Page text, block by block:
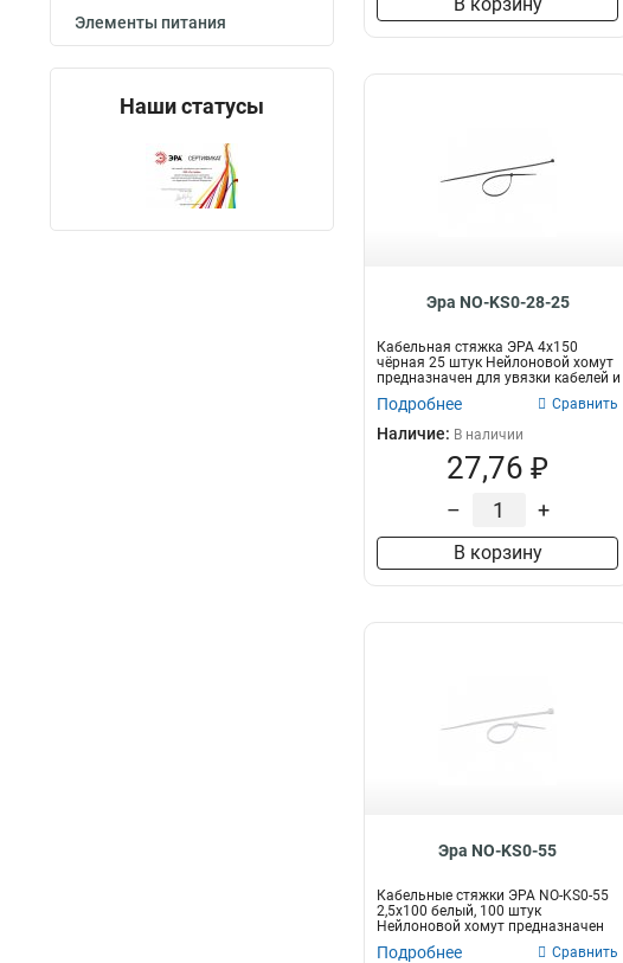
Элементы питания
Наши статусы
Эра NO-KS0-28-25
Кабельная стяжка ЭРА 4х150
чёрная 25 штук Нейлоновой хомут
предназначен для увязки кабелей и
Подробнее Сравнить
Наличие: В наличии
27,76 ₽
– +
В корзину
Эра NO-KS0-55
Кабельные стяжки ЭРА NO-KS0-55
2,5х100 белый, 100 штук
Нейлоновой хомут предназначен
для увязки...
Подробнее Сравнить